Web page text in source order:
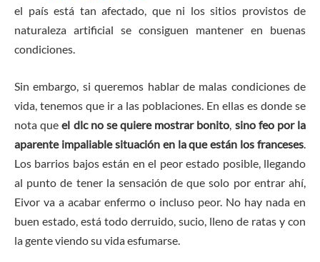
el país está tan afectado, que ni los sitios provistos de
naturaleza artificial se consiguen mantener en buenas
condiciones.
Sin embargo, si queremos hablar de malas condiciones de
vida, tenemos que ir a las poblaciones. En ellas es donde se
nota queel dlc no se quiere mostrar bonito, sino feo por la
aparente impaliable situación en la que están los franceses.
Los barrios bajos están en el peor estado posible, llegando
al punto de tener la sensación de que solo por entrar ahí,
Eivor va a acabar enfermo o incluso peor. No hay nada en
buen estado, está todo derruido, sucio, lleno de ratas y con
la gente viendo su vida esfumarse.